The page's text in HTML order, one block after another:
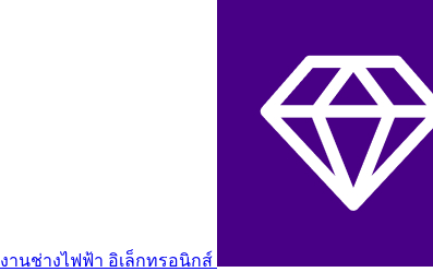
งานช่างไฟฟ้า อิเล็กทรอนิกส์